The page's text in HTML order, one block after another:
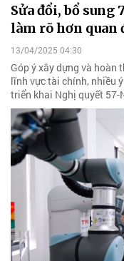
Sửa đổi, bổ
làm rõ hơn quan
13/04/2025 04:30
Góp ý xây dựng và hoàn
lĩnh vực tài chính, nhiều
triển khai Nghị quyết 57-